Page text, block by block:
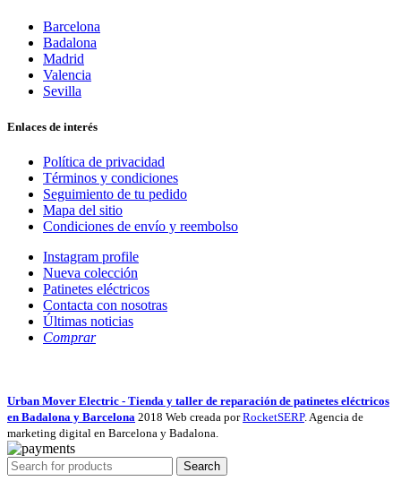
Barcelona
Badalona
Madrid
Valencia
Sevilla
Enlaces de interés
Política de privacidad
Términos y condiciones
Seguimiento de tu pedido
Mapa del sitio
Condiciones de envío y reembolso
Instagram profile
Nueva colección
Patinetes eléctricos
Contacta con nosotras
Últimas noticias
Comprar
Urban Mover Electric - Tienda y taller de reparación de patinetes eléctricos
en Badalona y Barcelona 2018 Web creada porRocketSERP. Agencia de
marketing digital en Barcelona y Badalona.
Search